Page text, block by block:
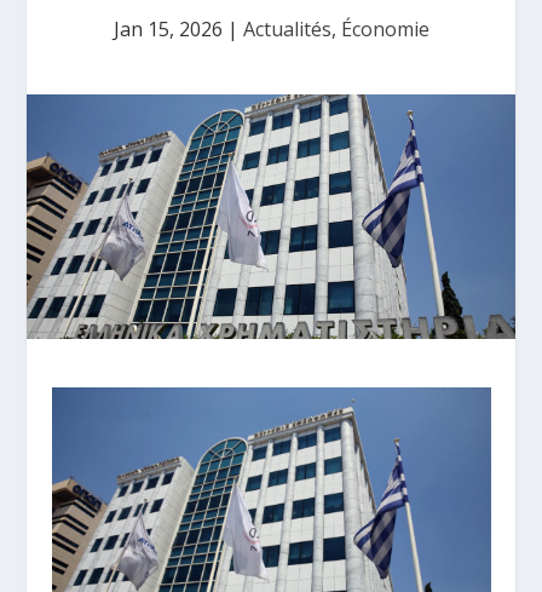
Jan 15, 2026 | Actualités, Économie